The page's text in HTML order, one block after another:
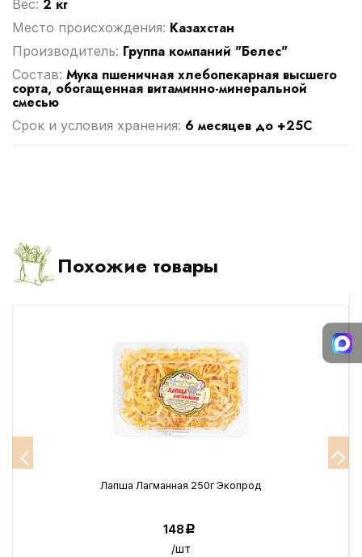
Вес: 2 кг
Место происхождения: Казахстан
Производитель: Группа компаний "Белес"
Cостав: Мука пшеничная хлебопекарная высшего
сорта, обогащенная витаминно-минеральной
смесью
Срок и условия хранения: 6 месяцев до +25С
Похожие товары
Лапша Лагманная 250г Экопрод
148Р
/шт